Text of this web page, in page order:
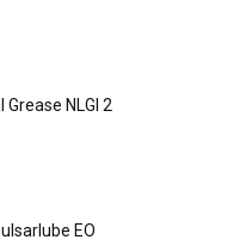
NLGI 2
EO